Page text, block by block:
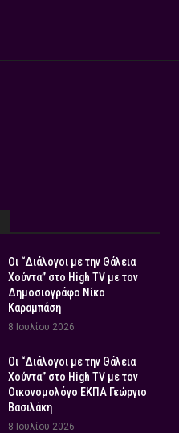
Οι “Διάλογοι με την Θάλεια
Χούντα” στο High TV με τον
Δημοσιογράφο Νίκο
Καραμπάση
8 Ιουλίου 2026
Οι “Διάλογοι με την Θάλεια
Χούντα” στο High TV με τον
Οικονομολόγο ΕΚΠΑ Γεώργιο
Βασιλάκη
8 Ιουλίου 2026